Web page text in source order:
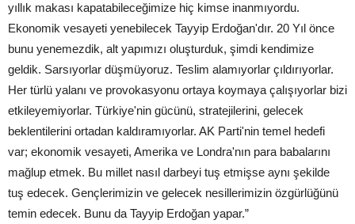
yıllık makası kapatabileceğimize hiç kimse inanmıyordu.
Ekonomik vesayeti yenebilecek Tayyip Erdoğan'dır. 20 Yıl önce
bunu yenemezdik, alt yapımızı oluşturduk, şimdi kendimize
geldik. Sarsıyorlar düşmüyoruz. Teslim alamıyorlar çıldırıyorlar.
Her türlü yalanı ve provokasyonu ortaya koymaya çalışıyorlar bizi
etkileyemiyorlar. Türkiye'nin gücünü, stratejilerini, gelecek
beklentilerini ortadan kaldıramıyorlar. AK Parti'nin temel hedefi
var; ekonomik vesayeti, Amerika ve Londra'nın para babalarını
mağlup etmek. Bu millet nasıl darbeyi tuş etmişse aynı şekilde
tuş edecek. Gençlerimizin ve gelecek nesillerimizin özgürlüğünü
temin edecek. Bunu da Tayyip Erdoğan yapar.”